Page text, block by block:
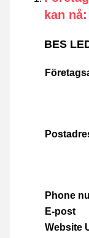
kan nå:
BES
Phone
E-post
Website